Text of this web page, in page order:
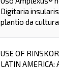
Digitaria
plantio da
USE OF
LATIN AMERICA: